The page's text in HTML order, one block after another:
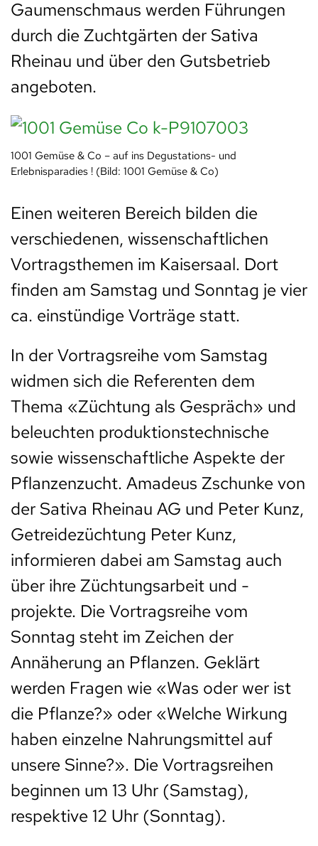
Gaumenschmaus werden Führungen
durch die Zuchtgärten der Sativa
Rheinau und über den Gutsbetrieb
angeboten.
1001 Gemüse & Co – auf ins Degustations- und
Erlebnisparadies ! (Bild: 1001 Gemüse & Co)
Einen weiteren Bereich bilden die
verschiedenen, wissenschaftlichen
Vortragsthemen im Kaisersaal. Dort
finden am Samstag und Sonntag je vier
ca. einstündige Vorträge statt.
In der Vortragsreihe vom Samstag
widmen sich die Referenten dem
Thema «Züchtung als Gespräch» und
beleuchten produktionstechnische
sowie wissenschaftliche Aspekte der
Pflanzenzucht. Amadeus Zschunke von
der Sativa Rheinau AG und Peter Kunz,
Getreidezüchtung Peter Kunz,
informieren dabei am Samstag auch
über ihre Züchtungsarbeit und -
projekte. Die Vortragsreihe vom
Sonntag steht im Zeichen der
Annäherung an Pflanzen. Geklärt
werden Fragen wie «Was oder wer ist
die Pflanze?» oder «Welche Wirkung
haben einzelne Nahrungsmittel auf
unsere Sinne?». Die Vortragsreihen
beginnen um 13 Uhr (Samstag),
respektive 12 Uhr (Sonntag).